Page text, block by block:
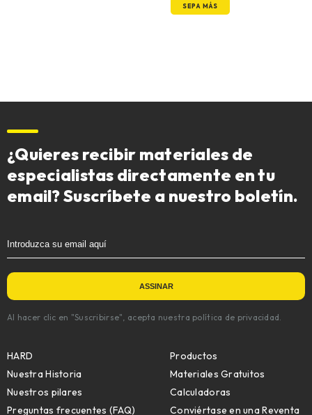
SEPA MÁS
¿Quieres recibir materiales de
especialistas directamente en tu
email? Suscríbete a nuestro boletín.
Al hacer clic en "Suscribirse", acepta nuestra política de privacidad.
HARD
Nuestra Historia
Nuestros pilares
Preguntas frecuentes (FAQ)
Productos
Materiales Gratuitos
Calculadoras
Conviértase en una Reventa